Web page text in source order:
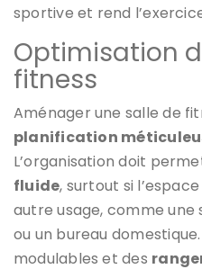
sportive et rend
Optimisation
fitness
Aménager une salle de
planification
L’organisation doit
fluide, surtout si
autre usage, comme une
ou un bureau
modulables et des